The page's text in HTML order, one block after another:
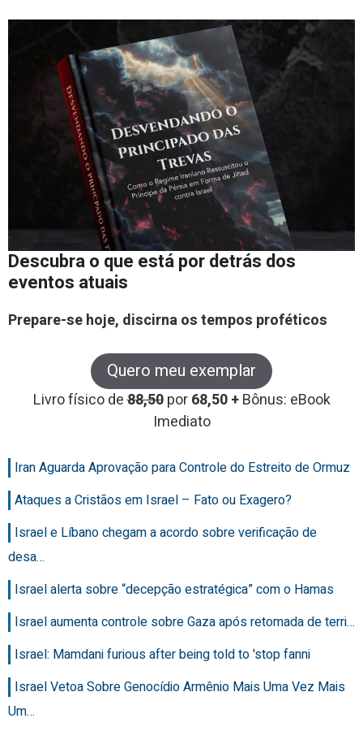
Descubra o que está por detrás dos
eventos atuais
Prepare-se hoje, discirna os tempos proféticos
Quero meu exemplar
Livro físico de88,50 por68,50 +Bônus: eBook
Imediato
Iran Aguarda Aprovação para Controle do Estreito de Ormuz
Ataques a Cristãos em Israel – Fato ou Exagero?
Israel e Líbano chegam a acordo sobre verificação de
desa…
Israel alerta sobre “decepção estratégica” com o Hamas
Israel aumenta controle sobre Gaza após retomada de terri…
Israel: Mamdani furious after being told to 'stop fanni
Israel Vetoa Sobre Genocídio Armênio Mais Uma Vez Mais
Um…